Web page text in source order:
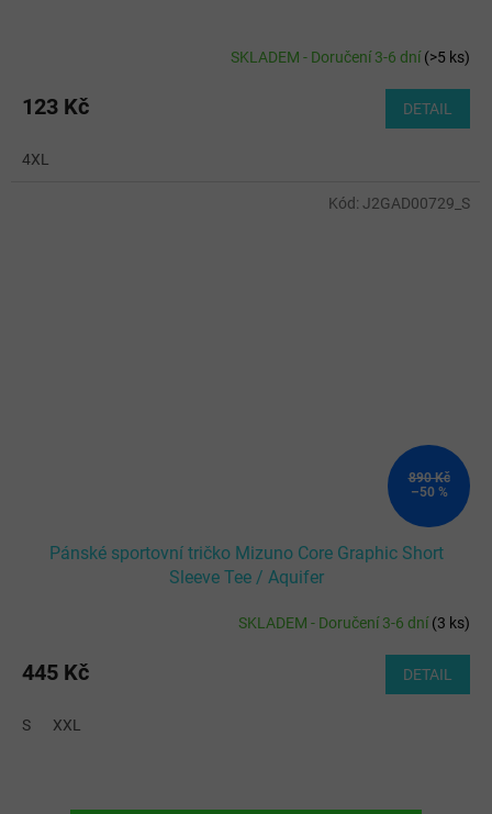
SKLADEM - Doručení 3-6 dní(>5 ks)
123 Kč DETAIL
4XL
890 Kč
–50 %
Pánské sportovní tričko Mizuno Core Graphic Short
Sleeve Tee / Aquifer
SKLADEM - Doručení 3-6 dní(3 ks)
445 Kč DETAIL
S XXL
Kód: J2GAD00729_S